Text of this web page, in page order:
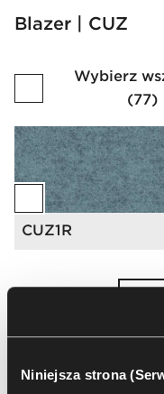
Niniejsza strona
Blazer | CUZ
Wybierz
(77)
CUZ1R